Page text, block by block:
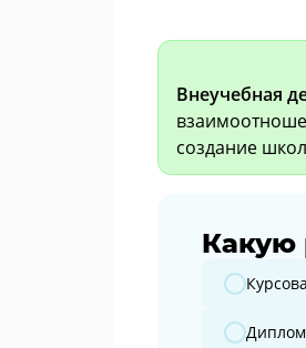
Внеучебная
создание
Какую
Какую